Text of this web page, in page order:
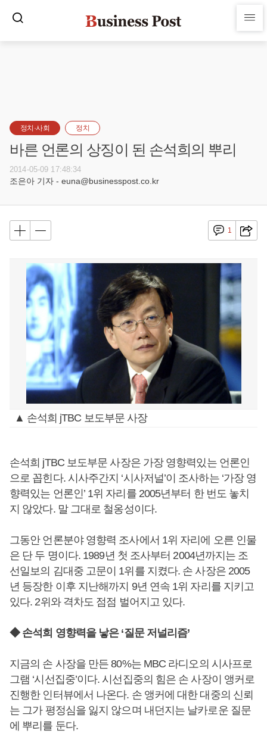
정치·사회 정치
바른 언론의 상징이 된 손석희의 뿌리
2014-05-09 17:48:34
조은아 기자 - euna@businesspost.co.kr
1
▲ 손석희 jTBC 보도부문 사장
손석희 jTBC 보도부문 사장은 가장 영향력있는 언론인
으로 꼽힌다. 시사주간지 ‘시사저널’이 조사하는 ‘가장 영
향력있는 언론인’ 1위 자리를 2005년부터 한 번도 놓치
지 않았다. 말 그대로 철옹성이다.
그동안 언론분야 영향력 조사에서 1위 자리에 오른 인물
은 단 두 명이다. 1989년 첫 조사부터 2004년까지는 조
선일보의 김대중 고문이 1위를 지켰다. 손 사장은 2005
년 등장한 이후 지난해까지 9년 연속 1위 자리를 지키고
있다. 2위와 격차도 점점 벌어지고 있다.
◆ 손석희 영향력을 낳은 ‘질문 저널리즘’
지금의 손 사장을 만든 80%는 MBC 라디오의 시사프로
그램 ‘시선집중’이다. 시선집중의 힘은 손 사장이 앵커로
진행한 인터뷰에서 나온다. 손 앵커에 대한 대중의 신뢰
는 그가 평정심을 잃지 않으며 내던지는 날카로운 질문
에 뿌리를 둔다.